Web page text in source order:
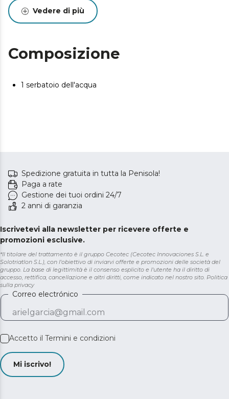
Vedere di più
Composizione
1 serbatoio dell'acqua
Spedizione gratuita in tutta la Penisola!
Paga a rate
Gestione dei tuoi ordini 24/7
2 anni di garanzia
Iscrivetevi alla newsletter per ricevere offerte e
promozioni esclusive.
*Il titolare del trattamento è il gruppo Cecotec (Cecotec Innovaciones S.L. e
Solotriatlon S.L.), con l'obiettivo di inviarvi offerte e promozioni delle società del
gruppo. La base di legittimità è il consenso esplicito e l'utente ha il diritto di
accesso, rettifica, cancellazione e altri diritti, come indicato nel nostro sito. Politica
sulla privacy
Correo electrónico
Accetto il Termini e condizioni
Mi iscrivo!